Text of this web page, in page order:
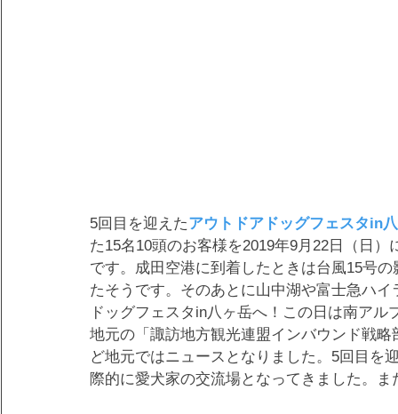
5回目を迎えたアウトドアドッグフェスタin
た15名10頭のお客様を2019年9月22日（日
です。成田空港に到着したときは台風15号
たそうです。そのあとに山中湖や富士急ハ
ドッグフェスタin八ヶ岳へ！この日は南ア
地元の「諏訪地方観光連盟インバウンド戦
ど地元ではニュースとなりました。5回目を
際的に愛犬家の交流場となってきました。